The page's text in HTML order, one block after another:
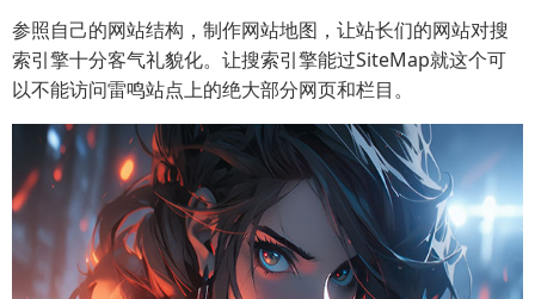
参照自己的网站结构，制作网站地图，让站长们的网站对搜
索引擎十分客气礼貌化。让搜索引擎能过SiteMap就这个可
以不能访问雷鸣站点上的绝大部分网页和栏目。